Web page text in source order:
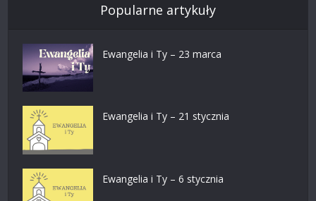
Popularne artykuły
Ewangelia i Ty – 23 marca
Ewangelia i Ty – 21 stycznia
Ewangelia i Ty – 6 stycznia